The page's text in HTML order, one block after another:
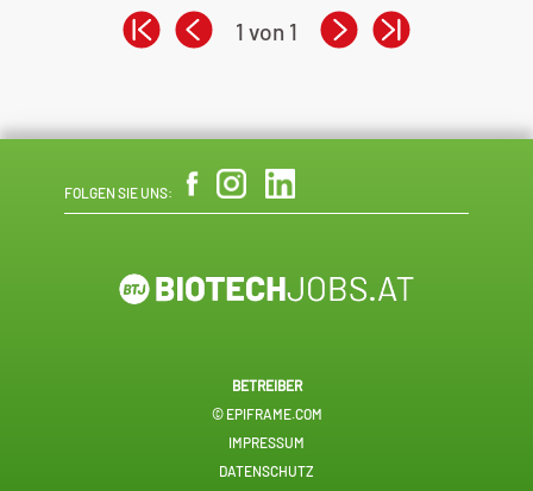
1 von 1
FOLGEN SIE UNS:
BETREIBER
© EPIFRAME.COM
IMPRESSUM
DATENSCHUTZ